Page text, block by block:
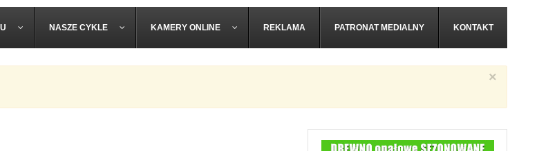
NASZE CYKLE KAMERY ONLINE REKLAMA PATRONAT MEDIALNY KONTAKT
×